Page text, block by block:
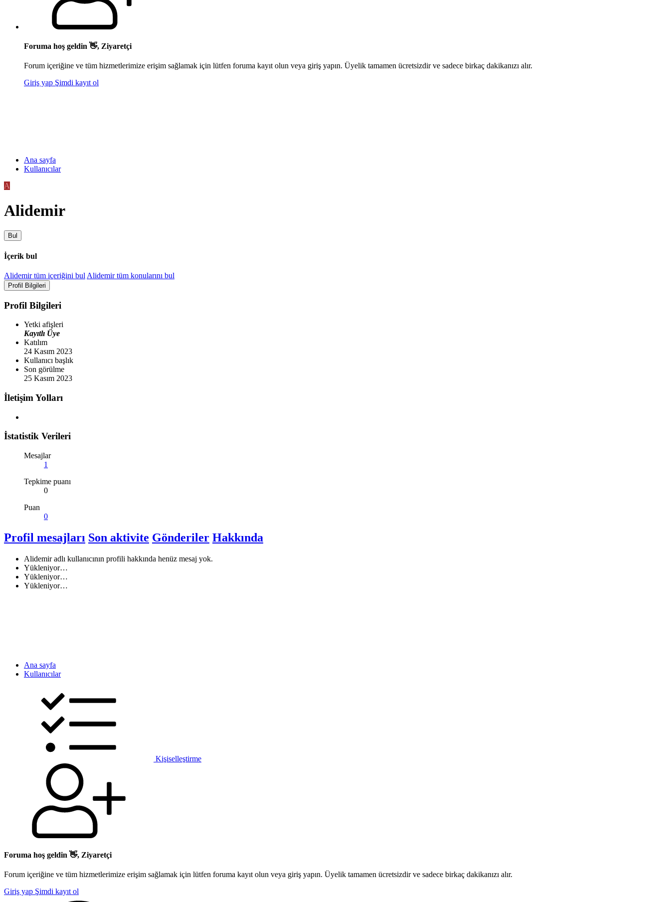
Foruma hoş geldin 👋, Ziyaretçi
Forum içeriğine ve tüm hizmetlerimize erişim sağlamak için lütfen foruma kayıt olun veya giriş yapın. Üyelik tamamen ücretsizdir ve sadece birkaç dakikanızı alır.
Giriş yap Şimdi kayıt ol
Ana sayfa
Kullanıcılar
A
Alidemir
Bul
İçerik bul
Alidemir tüm içeriğini bul Alidemir tüm konularını bul
Profil Bilgileri
Profil Bilgileri
Yetki afişleri
Kayıtlı Üye
Katılım
24 Kasım 2023
Kullanıcı başlık
Son görülme
25 Kasım 2023
İletişim Yolları
İstatistik Verileri
Mesajlar
1
Tepkime puanı
0
Puan
0
Profil mesajları Son aktivite Gönderiler Hakkında
Alidemir adlı kullanıcının profili hakkında henüz mesaj yok.
Yükleniyor…
Yükleniyor…
Yükleniyor…
Ana sayfa
Kullanıcılar
Kişiselleştirme
Foruma hoş geldin 👋, Ziyaretçi
Forum içeriğine ve tüm hizmetlerimize erişim sağlamak için lütfen foruma kayıt olun veya giriş yapın. Üyelik tamamen ücretsizdir ve sadece birkaç dakikanızı alır.
Giriş yap Şimdi kayıt ol